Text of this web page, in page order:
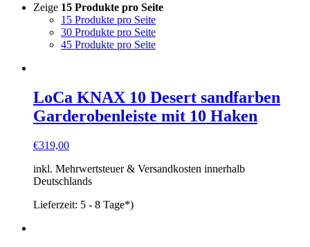
Zeige 15 Produkte pro Seite
15 Produkte pro Seite
30 Produkte pro Seite
45 Produkte pro Seite
LoCa KNAX 10 Desert sandfarben
Garderobenleiste mit 10 Haken
€319,00
inkl. Mehrwertsteuer & Versandkosten innerhalb
Deutschlands
Lieferzeit: 5 - 8 Tage*)